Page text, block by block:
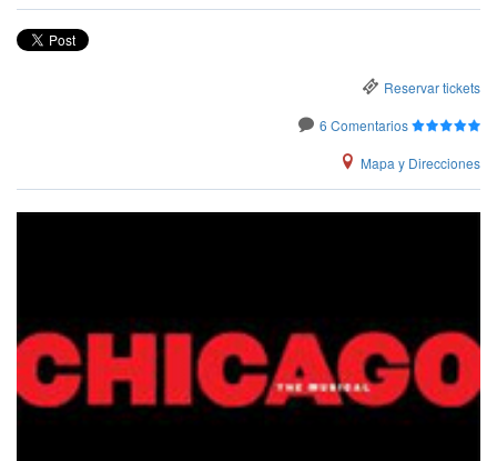
Reservar tickets
6 Comentarios
Mapa y Direcciones